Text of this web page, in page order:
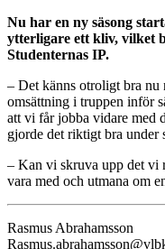
Nu har en ny säsong
ytterligare ett kliv, vilket
Studenternas IP.
– Det känns otroligt bra nu
omsättning i truppen inför
att vi får jobba vidare med
gjorde det riktigt bra under
– Kan vi skruva upp det vi
vara med och utmana om
Rasmus Abrahamsson